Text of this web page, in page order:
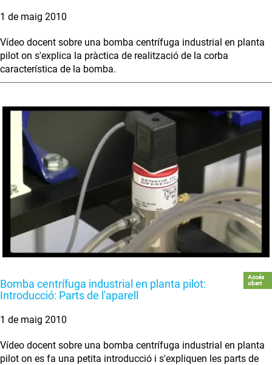
1 de maig 2010
Vídeo docent sobre una bomba centrífuga industrial en planta
pilot on s'explica la pràctica de realització de la corba
característica de la bomba.
Bomba centrífuga industrial en planta pilot:
Introducció: Parts de l'aparell
Accés
obert
1 de maig 2010
Vídeo docent sobre una bomba centrífuga industrial en planta
pilot on es fa una petita introducció i s'expliquen les parts de